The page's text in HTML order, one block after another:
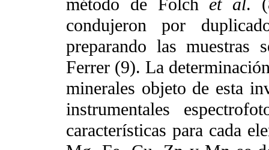
método de Folch et al.
condujeron por
preparando las muestras
Ferrer (9). La
minerales objeto de esta
instrumentales
características para cada